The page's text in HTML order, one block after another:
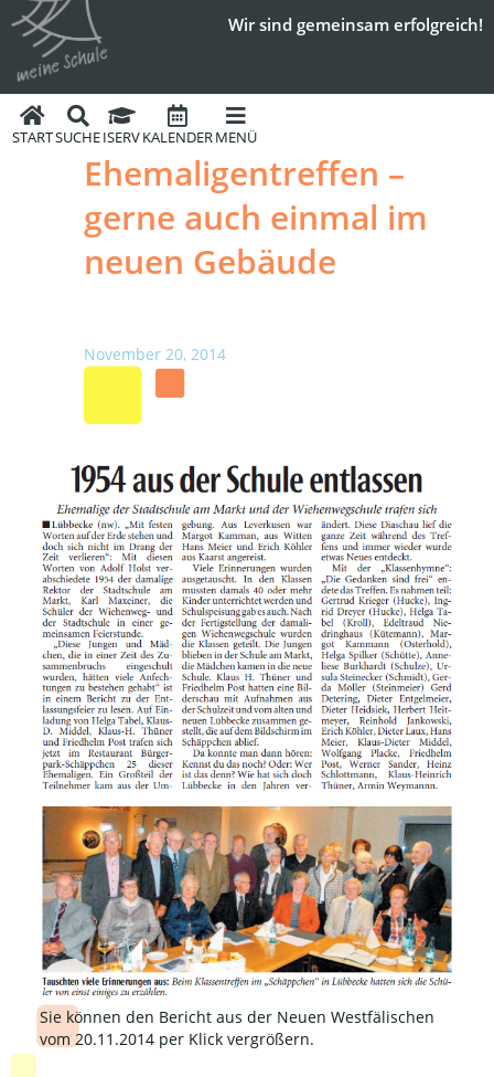
Wir sind gemeinsam erfolgreich!
STARTSUCHEISERVKALENDERMENÜ
Ehemaligentreffen –
gerne auch einmal im
neuen Gebäude
November 20, 2014
Sie können den Bericht aus der Neuen Westfälischen
vom 20.11.2014 per Klick vergrößern.